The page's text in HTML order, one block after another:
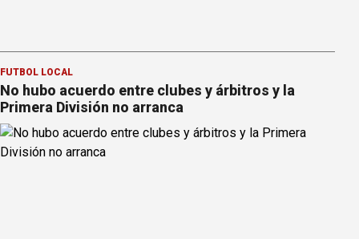
FÚTBOL LOCAL
No hubo acuerdo entre clubes y árbitros y la
Primera División no arranca